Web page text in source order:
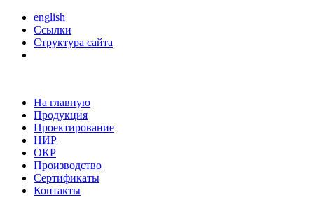
english
Ссылки
Структура сайта
На главную
Продукция
Проектирование
НИР
ОКР
Производство
Сертификаты
Контакты